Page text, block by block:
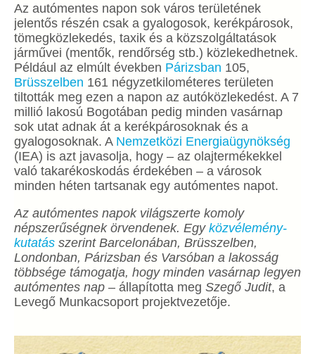
Az autómentes napon sok város területének
jelentős részén csak a gyalogosok, kerékpárosok,
tömegközlekedés, taxik és a közszolgáltatások
járművei (mentők, rendőrség stb.) közlekedhetnek.
Például az elmúlt években Párizsban 105,
Brüsszelben 161 négyzetkilométeres területen
tiltották meg ezen a napon az autóközlekedést. A 7
millió lakosú Bogotában pedig minden vasárnap
sok utat adnak át a kerékpárosoknak és a
gyalogosoknak. A Nemzetközi Energiaügynökség
(IEA) is azt javasolja, hogy – az olajtermékekkel
való takarékoskodás érdekében – a városok
minden héten tartsanak egy autómentes napot.
Az autómentes napok világszerte komoly
népszerűségnek örvendenek. Egy közvélemény-
kutatás szerint Barcelonában, Brüsszelben,
Londonban, Párizsban és Varsóban a lakosság
többsége támogatja, hogy minden vasárnap legyen
autómentes nap – állapította meg Szegő Judit, a
Levegő Munkacsoport projektvezetője.